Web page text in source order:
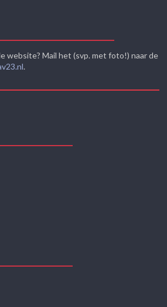
website? Mail het (svp. met foto!) naar de
.